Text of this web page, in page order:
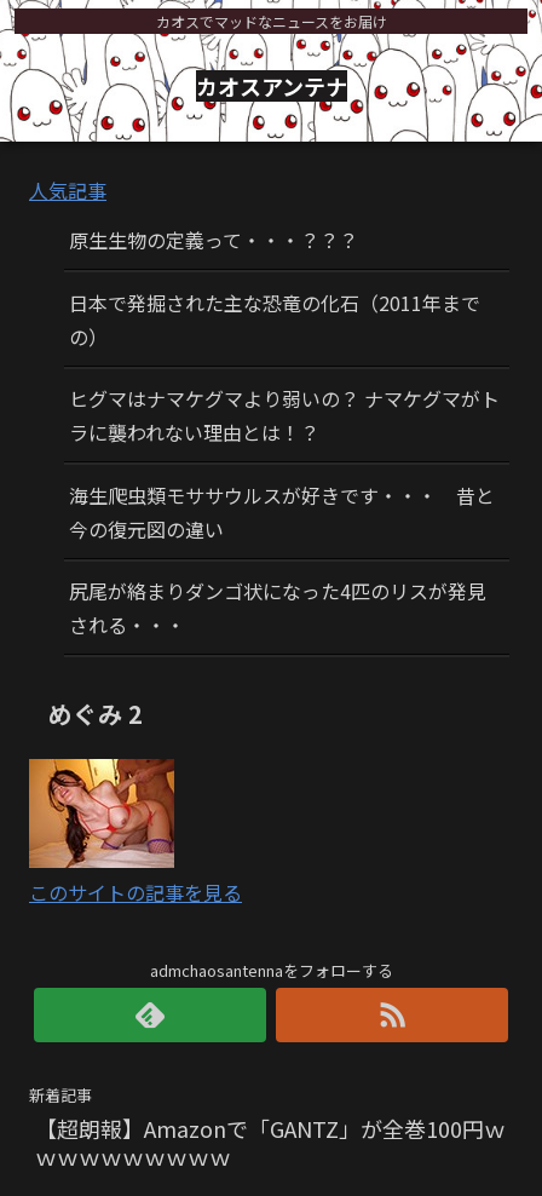
カオスでマッドなニュースをお届け
カオスアンテナ
人気記事
原生生物の定義って・・・？？？
日本で発掘された主な恐竜の化石（2011年まで
の）
ヒグマはナマケグマより弱いの？ ナマケグマがト
ラに襲われない理由とは！？
海生爬虫類モササウルスが好きです・・・ 昔と
今の復元図の違い
尻尾が絡まりダンゴ状になった4匹のリスが発見
される・・・
めぐみ 2
このサイトの記事を見る
admchaosantennaをフォローする
新着記事
【超朗報】Amazonで「GANTZ」が全巻100円ｗ
ｗｗｗｗｗｗｗｗｗ